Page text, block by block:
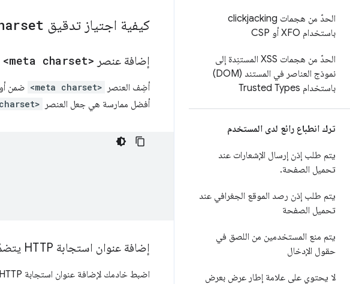
الحدّ من هجمات clickjacking
باستخدام XFO أو CSP
الحدّ من هجمات XSS المستنِدة إلى
نموذج العناصر في المستند (DOM)
باستخدام Trusted Types
ترك انطباع رائع لدى المستخدم
يتم طلب إذن إرسال الإشعارات عند
تحميل الصفحة.
يتم طلب إذن رصد الموقع الجغرافي عند
تحميل الصفحة
يتم منع المستخدمين من اللصق في
حقول الإدخال
لا يحتوي على علامة إطار عرض بعرض
كيفية اجتياز تدقيق
إضافة عنصر <meta charset>
أضِف العنصر <meta charset>
أفضل ممارسة هي جعل العنصر
إضافة عنوان استجابة HTTP يتضمّن السمة
اضبط خادمك لإضافة عنوان استجابة HTTP يتضمّن